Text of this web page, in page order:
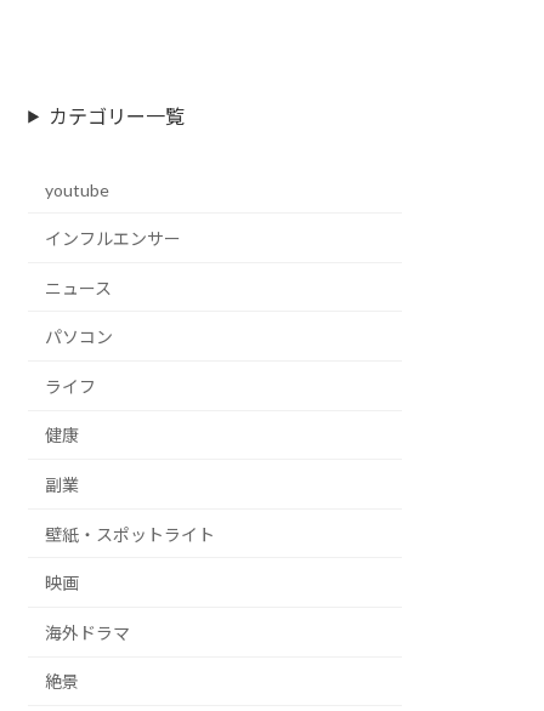
カテゴリー一覧
youtube
インフルエンサー
ニュース
パソコン
ライフ
健康
副業
壁紙・スポットライト
映画
海外ドラマ
絶景